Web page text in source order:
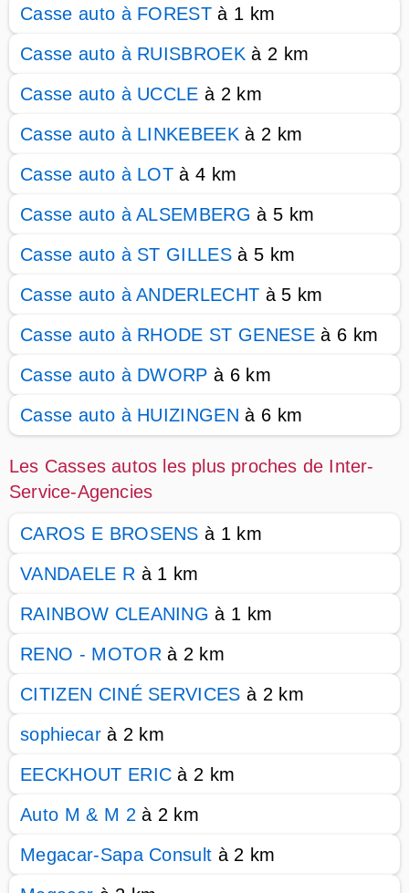
Casse auto à FOREST à 1 km
Casse auto à RUISBROEK à 2 km
Casse auto à UCCLE à 2 km
Casse auto à LINKEBEEK à 2 km
Casse auto à LOT à 4 km
Casse auto à ALSEMBERG à 5 km
Casse auto à ST GILLES à 5 km
Casse auto à ANDERLECHT à 5 km
Casse auto à RHODE ST GENESEà 6 km
Casse auto à DWORP à 6 km
Casse auto à HUIZINGEN à 6 km
Les Casses autos les plus proches de Inter-
Service-Agencies
CAROS E BROSENS à 1 km
VANDAELE R à 1 km
RAINBOW CLEANING à 1 km
RENO - MOTOR à 2 km
CITIZEN CINÉ SERVICES à 2 km
sophiecarà 2 km
EECKHOUT ERIC à 2 km
Auto M & M 2 à 2 km
Megacar-Sapa Consult à 2 km